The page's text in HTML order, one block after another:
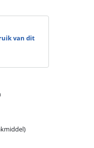
van dit